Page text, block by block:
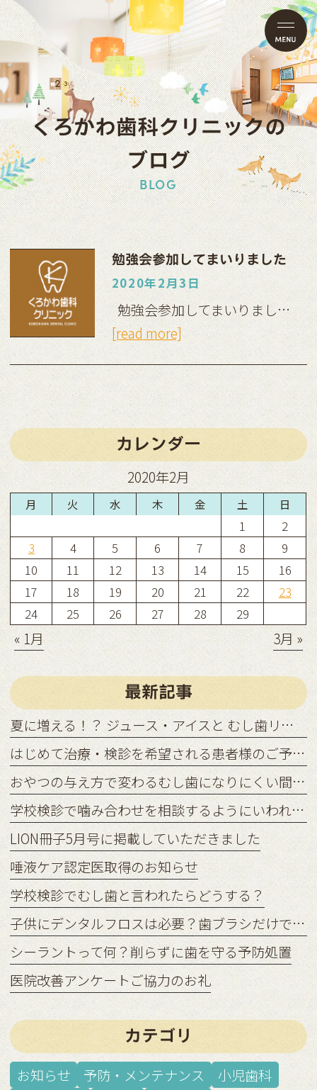
くろかわ歯科クリニックの
ブログ
BLOG
勉強会参加してまいりました
2020年2月3日
勉強会参加してまいりまし…
[read more]
カレンダー
2020年2月
月 火 水 木 金 土 日
1
2
3
4 5 6 7 8
9
10
11 12 13 14 15
16
17
18 19 20 21 22
23
24
25 26 27 28 29
« 1月 3月 »
最新記事
夏に増える！？ ジュース・アイスと むし歯リスクの関係
はじめて治療・検診を希望される患者様のご予約状況につきまして
おやつの与え方で変わるむし歯になりにくい間食習慣
学校検診で噛み合わせを相談するようにいわれたら？
LION冊子5月号に掲載していただきました
唾液ケア認定医取得のお知らせ
学校検診でむし歯と言われたらどうする？
子供にデンタルフロスは必要？歯ブラシだけでは足りない理由
シーラントって何？削らずに歯を守る予防処置
医院改善アンケートご協力のお礼
カテゴリ
お知らせ 予防・メンテナンス
小児歯科